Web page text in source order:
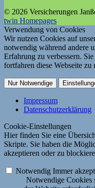
© 2026 Versicherungen
twin Homepages
Verwendung von Cookies
Wir nutzen Cookies auf
notwendig während andere
Erfahrung zu verbessern.
fortfahren diese Webseite zu
Nur Notwendige
Impressum
Datenschutzerklärung
Cookie-Einstellungen
Hier finden Sie eine
Skripte. Sie haben die
akzeptieren oder zu
Notwendig Immer
Notwendige Cookies